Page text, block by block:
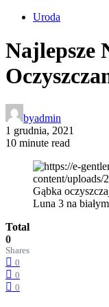
Uroda
Najlepsze
byadmin
1 grudnia, 2021
10 minute read
Total
0
Shares
0
0
0